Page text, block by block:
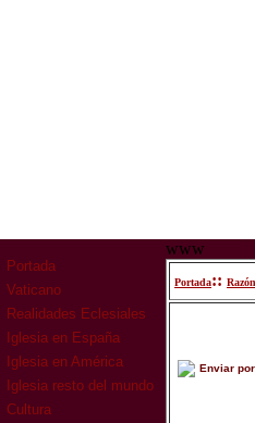
Portada
Vaticano
Realidades Eclesiales
Iglesia en España
Iglesia en América
Iglesia resto del mundo
Cultura
www
Portada::
Enviar